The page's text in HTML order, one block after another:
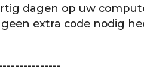
dagen op uw
extra code nodig